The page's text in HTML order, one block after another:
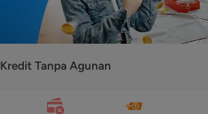
Kredit Tanpa Agunan